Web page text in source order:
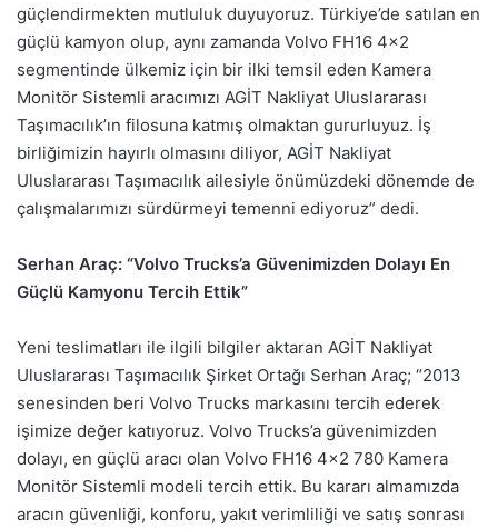
güçlendirmekten mutluluk duyuyoruz. Türkiye’de satılan en
güçlü kamyon olup, aynı zamanda Volvo FH16 4×2
segmentinde ülkemiz için bir ilki temsil eden Kamera
Monitör Sistemli aracımızı AGİT Nakliyat Uluslararası
Taşımacılık’ın filosuna katmış olmaktan gururluyuz. İş
birliğimizin hayırlı olmasını diliyor, AGİT Nakliyat
Uluslararası Taşımacılık ailesiyle önümüzdeki dönemde de
çalışmalarımızı sürdürmeyi temenni ediyoruz” dedi.
Serhan Araç: “Volvo Trucks’a Güvenimizden Dolayı En
Güçlü Kamyonu Tercih Ettik”
Yeni teslimatları ile ilgili bilgiler aktaran AGİT Nakliyat
Uluslararası Taşımacılık Şirket Ortağı Serhan Araç; “2013
senesinden beri Volvo Trucks markasını tercih ederek
işimize değer katıyoruz. Volvo Trucks’a güvenimizden
dolayı, en güçlü aracı olan Volvo FH16 4×2 780 Kamera
Monitör Sistemli modeli tercih ettik. Bu kararı almamızda
aracın güvenliği, konforu, yakıt verimliliği ve satış sonrası